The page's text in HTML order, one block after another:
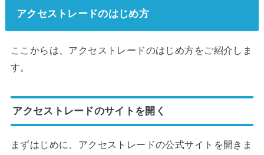
アクセストレードのはじめ方
ここからは、アクセストレードのはじめ方をご紹介しま
す。
アクセストレードのサイトを開く
まずはじめに、アクセストレードの公式サイトを開きま